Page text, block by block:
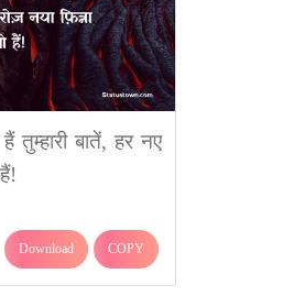
बातें, हर नए
Download COPY